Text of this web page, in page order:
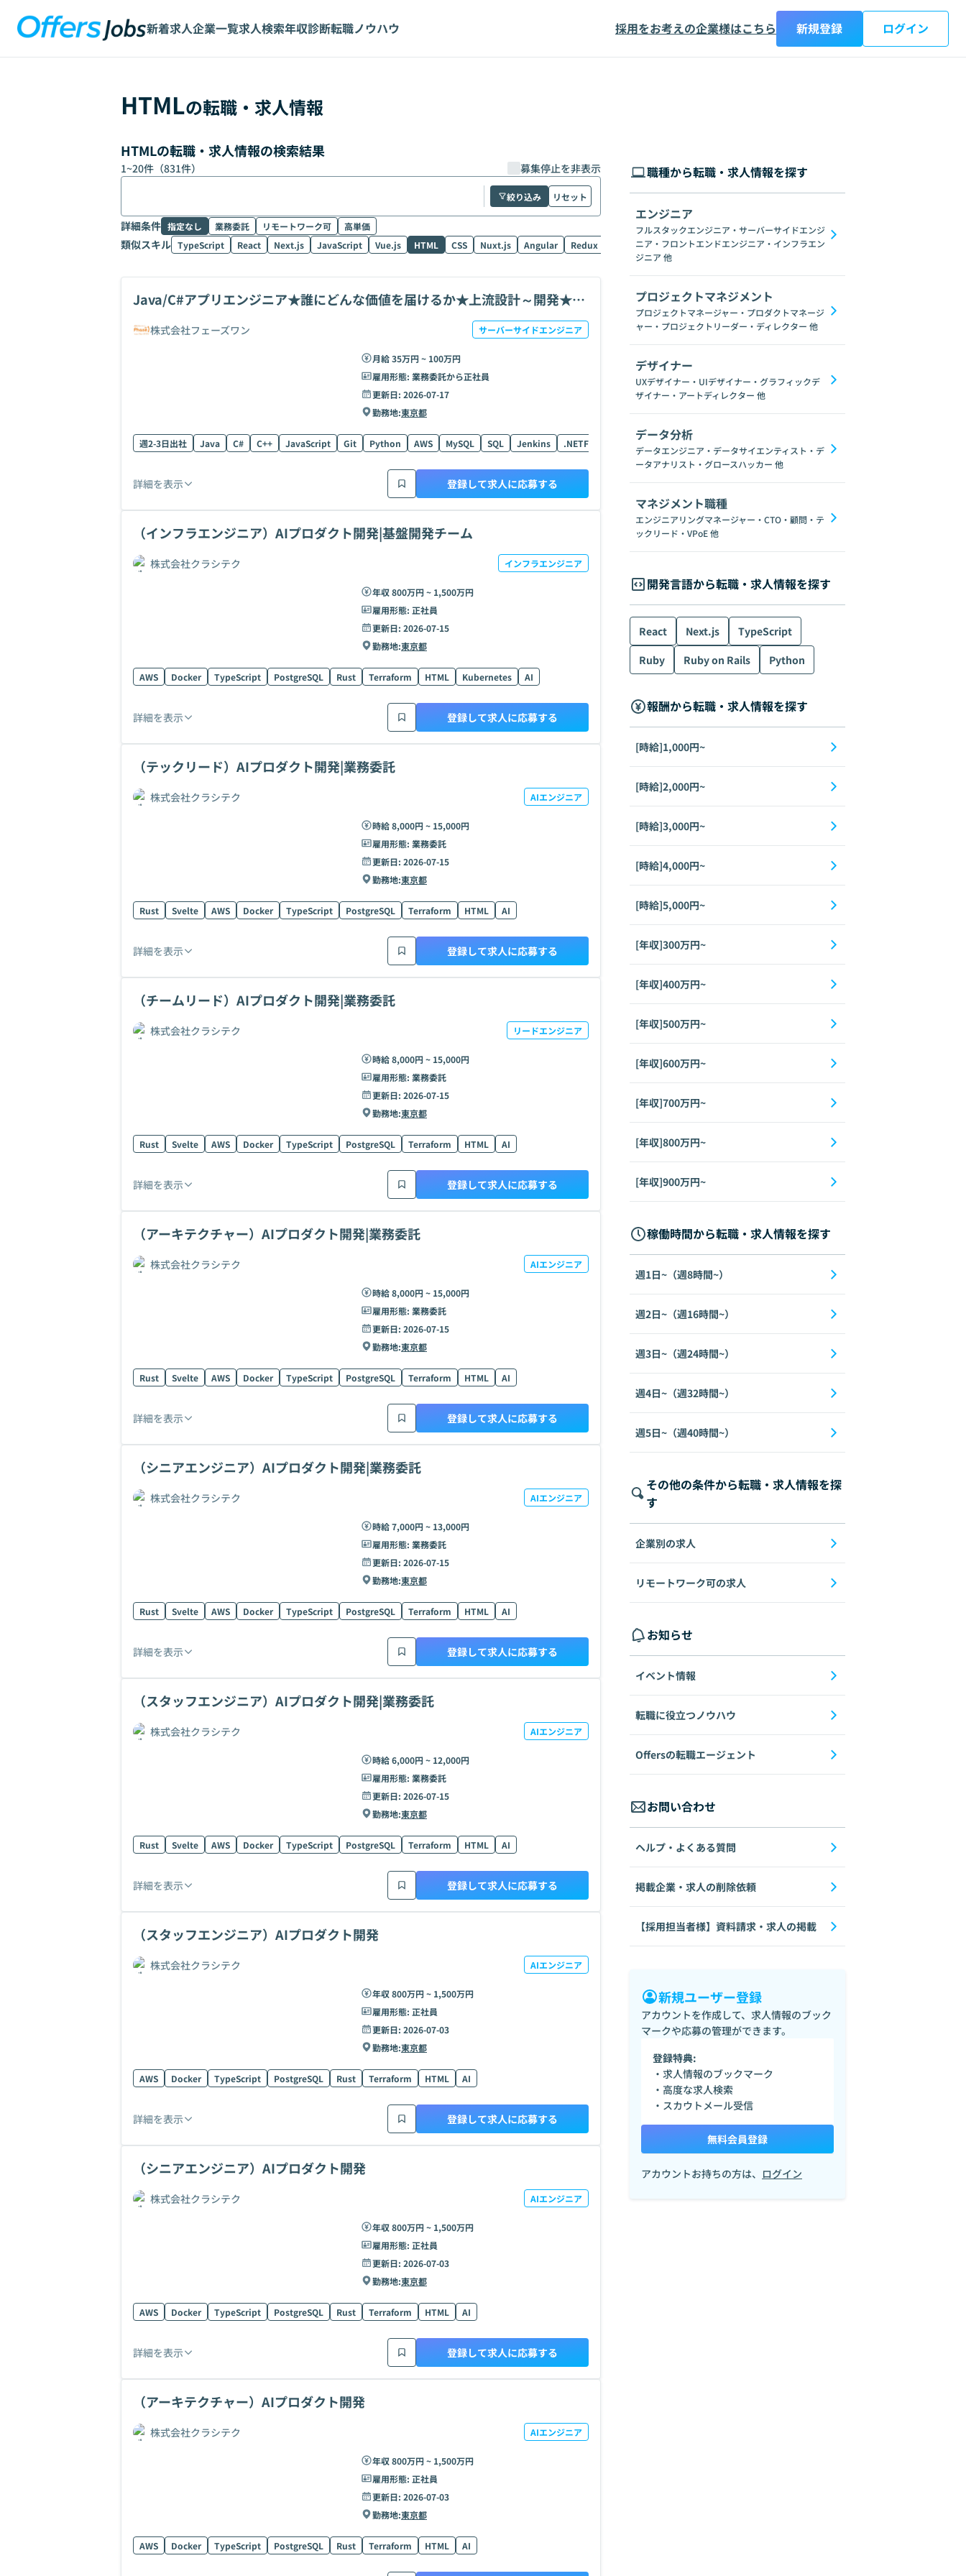
新着求人企業一覧求人検索年収診断転職ノウハウ 採用をお考えの企業様はこちら 新規登録 ログイン
HTMLの転職・求人情報
HTMLの転職・求人情報の検索結果
1~20件（831件） 募集停止を非表示
絞り込み リセット
詳細条件 指定なし 業務委託 リモートワーク可 高単価
類似スキル TypeScript React Next.js JavaScript Vue.js HTML CSS Nuxt.js Angular Redux NestJS AngularJS jQuery Webpack Vuex
Java/C#アプリエンジニア★誰にどんな価値を届けるか★上流設計～開発★チ
株式会社フェーズワン サーバーサイドエンジニア
月給 35万円 ~ 100万円
雇用形態: 業務委託から正社員
更新日: 2026-07-17
勤務地:東京都
週2-3日出社 Java C# C++ JavaScript Git Python AWS MySQL SQL Jenkins .NETFramework SpringFramework Azure
詳細を表示 登録して求人に応募する
（インフラエンジニア）AIプロダクト開発|基盤開発チーム
株式会社クラシテク インフラエンジニア
年収 800万円 ~ 1,500万円
雇用形態: 正社員
更新日: 2026-07-15
勤務地:東京都
AWS Docker TypeScript PostgreSQL Rust Terraform HTML Kubernetes AI
詳細を表示 登録して求人に応募する
（テックリード）AIプロダクト開発|業務委託
株式会社クラシテク AIエンジニア
時給 8,000円 ~ 15,000円
雇用形態: 業務委託
更新日: 2026-07-15
勤務地:東京都
Rust Svelte AWS Docker TypeScript PostgreSQL Terraform HTML AI
詳細を表示 登録して求人に応募する
（チームリード）AIプロダクト開発|業務委託
株式会社クラシテク リードエンジニア
時給 8,000円 ~ 15,000円
雇用形態: 業務委託
更新日: 2026-07-15
勤務地:東京都
Rust Svelte AWS Docker TypeScript PostgreSQL Terraform HTML AI
詳細を表示 登録して求人に応募する
（アーキテクチャー）AIプロダクト開発|業務委託
株式会社クラシテク AIエンジニア
時給 8,000円 ~ 15,000円
雇用形態: 業務委託
更新日: 2026-07-15
勤務地:東京都
Rust Svelte AWS Docker TypeScript PostgreSQL Terraform HTML AI
詳細を表示 登録して求人に応募する
（シニアエンジニア）AIプロダクト開発|業務委託
株式会社クラシテク AIエンジニア
時給 7,000円 ~ 13,000円
雇用形態: 業務委託
更新日: 2026-07-15
勤務地:東京都
Rust Svelte AWS Docker TypeScript PostgreSQL Terraform HTML AI
詳細を表示 登録して求人に応募する
（スタッフエンジニア）AIプロダクト開発|業務委託
株式会社クラシテク AIエンジニア
時給 6,000円 ~ 12,000円
雇用形態: 業務委託
更新日: 2026-07-15
勤務地:東京都
Rust Svelte AWS Docker TypeScript PostgreSQL Terraform HTML AI
詳細を表示 登録して求人に応募する
（スタッフエンジニア）AIプロダクト開発
株式会社クラシテク AIエンジニア
年収 800万円 ~ 1,500万円
雇用形態: 正社員
更新日: 2026-07-03
勤務地:東京都
AWS Docker TypeScript PostgreSQL Rust Terraform HTML AI
詳細を表示 登録して求人に応募する
（シニアエンジニア）AIプロダクト開発
株式会社クラシテク AIエンジニア
年収 800万円 ~ 1,500万円
雇用形態: 正社員
更新日: 2026-07-03
勤務地:東京都
AWS Docker TypeScript PostgreSQL Rust Terraform HTML AI
詳細を表示 登録して求人に応募する
（アーキテクチャー）AIプロダクト開発
株式会社クラシテク AIエンジニア
年収 800万円 ~ 1,500万円
雇用形態: 正社員
更新日: 2026-07-03
勤務地:東京都
AWS Docker TypeScript PostgreSQL Rust Terraform HTML AI
職種から転職・求人情報を探す
エンジニア
フルスタックエンジニア・サーバーサイドエンジ
ニア・フロントエンドエンジニア・インフラエン
ジニア 他
プロジェクトマネジメント
プロジェクトマネージャー・プロダクトマネージ
ャー・プロジェクトリーダー・ディレクター 他
デザイナー
UXデザイナー・UIデザイナー・グラフィックデ
ザイナー・アートディレクター 他
データ分析
データエンジニア・データサイエンティスト・デ
ータアナリスト・グロースハッカー 他
マネジメント職種
エンジニアリングマネージャー・CTO・顧問・テ
ックリード・VPoE他
開発言語から転職・求人情報を探す
React Next.js
TypeScript
Ruby
Ruby on Rails Python
報酬から転職・求人情報を探す
[時給]1,000円~
[時給]2,000円~
[時給]3,000円~
[時給]4,000円~
[時給]5,000円~
[年収]300万円~
[年収]400万円~
[年収]500万円~
[年収]600万円~
[年収]700万円~
[年収]800万円~
[年収]900万円~
稼働時間から転職・求人情報を探す
週1日~（週8時間~）
週2日~（週16時間~）
週3日~（週24時間~）
週4日~（週32時間~）
週5日~（週40時間~）
その他の条件から転職・求人情報を探
す
企業別の求人
リモートワーク可の求人
お知らせ
イベント情報
転職に役立つノウハウ
Offersの転職エージェント
お問い合わせ
ヘルプ・よくある質問
掲載企業・求人の削除依頼
【採用担当者様】資料請求・求人の掲載
新規ユーザー登録
アカウントを作成して、求人情報のブック
マークや応募の管理ができます。
登録特典:
・求人情報のブックマーク
・高度な求人検索
・スカウトメール受信
無料会員登録
アカウントお持ちの方は、 ログイン